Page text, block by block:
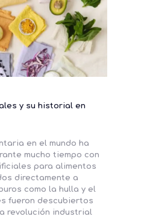
y su historial en
en el mundo ha
mucho tiempo con
para alimentos
directamente a
como la hulla y el
fueron descubiertos
revolución industrial